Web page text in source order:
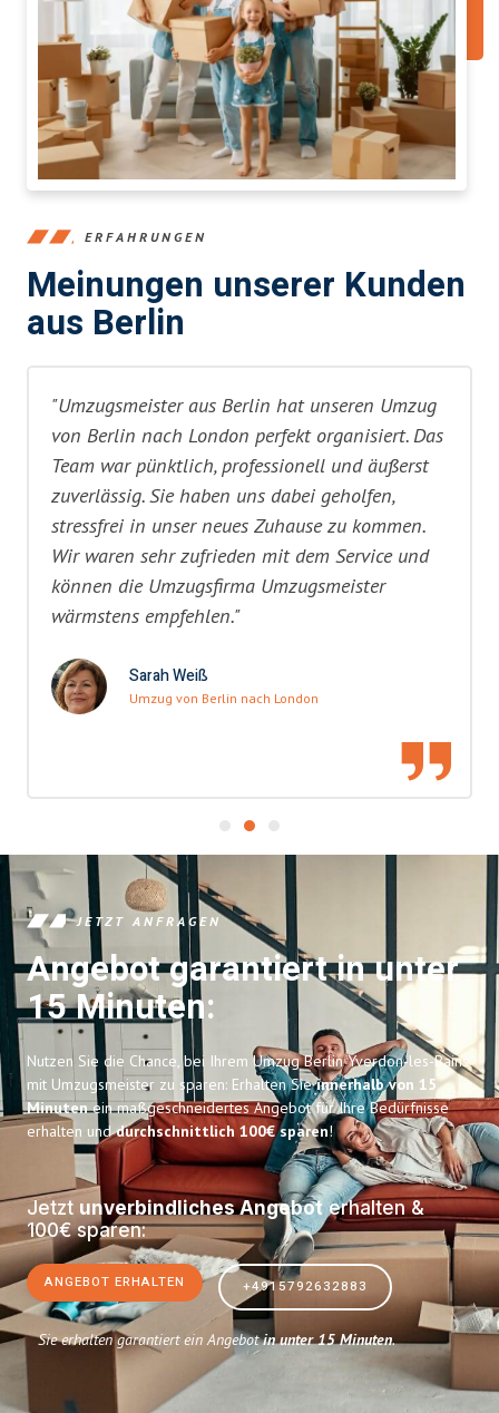
ERFAHRUNGEN
Meinungen unserer Kunden
aus Berlin
"Umzugsmeister aus Berlin hat unseren Umzug
von Berlin nach London perfekt organisiert. Das
Team war pünktlich, professionell und äußerst
zuverlässig. Sie haben uns dabei geholfen,
stressfrei in unser neues Zuhause zu kommen.
Wir waren sehr zufrieden mit dem Service und
können die Umzugsfirma Umzugsmeister
wärmstens empfehlen."
Sarah Weiß
Umzug von Berlin nach London
JETZT ANFRAGEN
Angebot garantiert in unter
15 Minuten:
Nutzen Sie die Chance, bei Ihrem Umzug Berlin Yverdon-les-Bains
mit Umzugsmeister zu sparen: Erhalten Sieinnerhalb von 15
Minutenein maßgeschneidertes Angebot für Ihre Bedürfnisse
erhalten unddurchschnittlich 100€ sparen!
Jetzt unverbindliches Angeboterhalten &
100€ sparen:
ANGEBOT ERHALTEN +4915792632883
Sie erhalten garantiert ein Angebotin unter 15 Minuten.